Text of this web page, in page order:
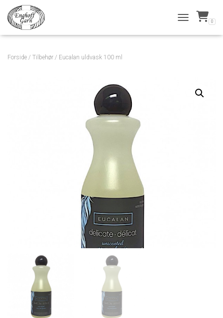
TOGGLE 0
Forside / Tilbehør / Eucalan uldvask 100 ml